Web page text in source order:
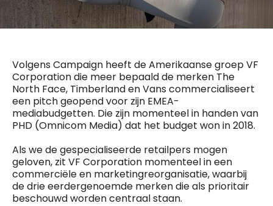
Volgens Campaign heeft de Amerikaanse groep VF
Corporation die meer bepaald de merken The
North Face, Timberland en Vans commercialiseert
een pitch geopend voor zijn EMEA-
mediabudgetten. Die zijn momenteel in handen van
PHD (Omnicom Media) dat het budget won in 2018.
Als we de gespecialiseerde retailpers mogen
geloven, zit VF Corporation momenteel in een
commerciële en marketingreorganisatie, waarbij
de drie eerdergenoemde merken die als prioritair
beschouwd worden centraal staan.
Fred Bouchar
0498 88 64 89
Chief Editor
Griet Byl
0475 97 12 57
g.byl@mm.be
Chief Editor
Damien Lemaire
0477 37 31 65
d.lemaire@mm.be
BEVESTIGEN
Daily
Freemium
access
5 x week
MM e - News
1 x week
1 x week
MM Tech
10 x year
MM Best of
10 x year
MM Blue
4 x year
MM Magazine
(digital)